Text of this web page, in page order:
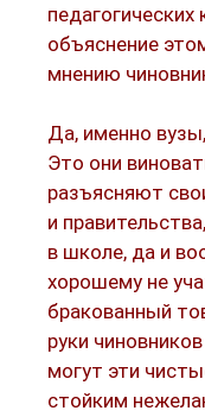
объяснение
мнению
Да, именно
Это они
разъясняют
и
в школе, да и
хорошему не
бракованный
руки
могут эти
стойким